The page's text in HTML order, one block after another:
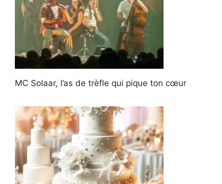
MC Solaar, l’as de trèfle qui pique ton cœur